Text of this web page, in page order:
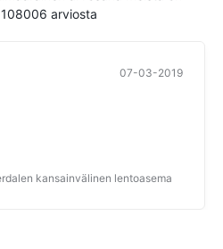
arviosta
07-03-2019
kansainvälinen lentoasema